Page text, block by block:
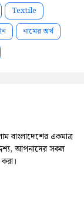
Textile
নামের অর্থ
একমাত্র
আপনাদের সকল